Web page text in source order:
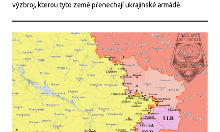
výzbroj, kterou tyto země přenechají ukrajinské armádě.